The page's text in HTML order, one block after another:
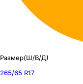
Размер(Ш/В/Д)
265/65 R17